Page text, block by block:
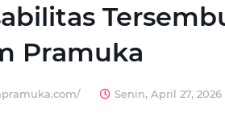
Pramuka
Senin, April 27, 2026